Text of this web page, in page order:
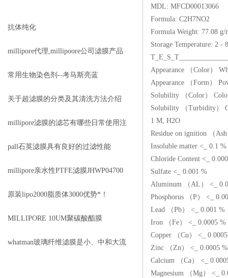
抗体纯化
millipore代理,millipoore公司滤膜产品
目录
常用生物染色剂--考马斯亮蓝
关于超滤膜的分类及其清洗方法介绍
millipore滤膜的滤芯有哪些日常使用注
意事项
pall石英滤膜具有良好的过滤性能
millipore亲水性PTFE滤膜JHWP04700
几大优势
原装lipo2000脂质体3000优势*！
MILLIPORE 10UM聚碳酸酯膜
TCTP04700几大特点
whatman玻璃纤维滤膜是小、中和大流
MDL: MFCD00013066
Formula: C2H7NO2
Formula Weight: 77.08 g/
Storage Temperature: 2 -
Appearance （Color）
Appearance （Form）
Solubility （Color）
Solubility （Turbidity）
1 M, H2O
Residue on ignition （
Insoluble matter <_ 0.1 %
Chloride Content <_
Sulfate <_ 0.001 %
Aluminum （AL） <_
Phosphorus （P） <_
Lead （Pb） <_ 0.001 %
Iron （Fe） <_ 0.0005 %
Copper （Cu） <_
Zinc （Zn） <_ 0.0005 %
Calcium （Ca） <_
Magnesium （Mg） <_